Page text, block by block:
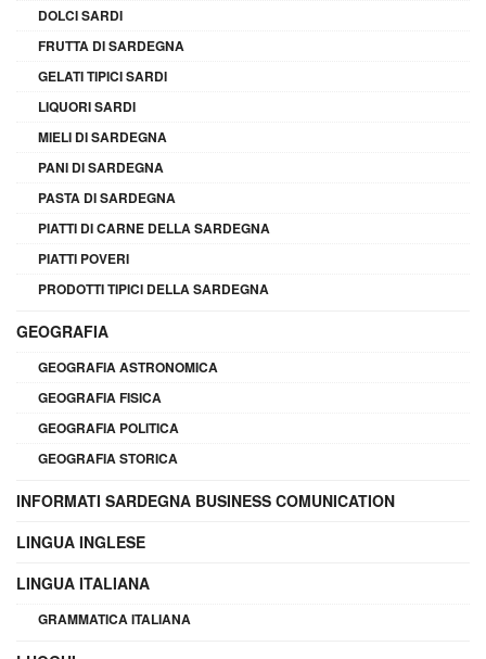
DOLCI SARDI
FRUTTA DI SARDEGNA
GELATI TIPICI SARDI
LIQUORI SARDI
MIELI DI SARDEGNA
PANI DI SARDEGNA
PASTA DI SARDEGNA
PIATTI DI CARNE DELLA SARDEGNA
PIATTI POVERI
PRODOTTI TIPICI DELLA SARDEGNA
GEOGRAFIA
GEOGRAFIA ASTRONOMICA
GEOGRAFIA FISICA
GEOGRAFIA POLITICA
GEOGRAFIA STORICA
INFORMATI SARDEGNA BUSINESS COMUNICATION
LINGUA INGLESE
LINGUA ITALIANA
GRAMMATICA ITALIANA